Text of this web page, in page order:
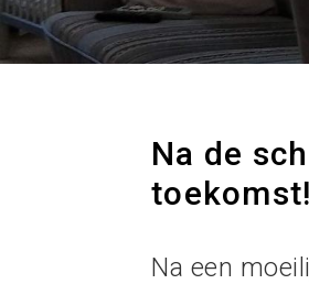
Na de
toekomst!
Na een